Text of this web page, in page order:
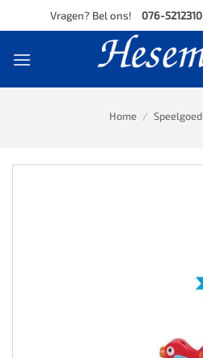
to
Vragen? Bel ons! 076-5212310
Home / Speelgoed